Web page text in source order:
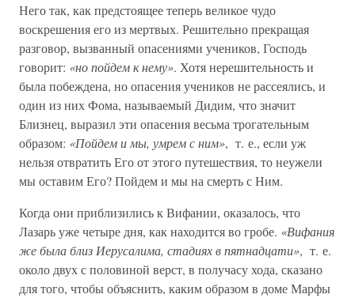
Него так, как предстоящее теперь великое чудо
воскрешения его из мертвых. Решительно прекращая
разговор, вызванный опасениями учеников, Господь
говорит: «но пойдем к нему». Хотя нерешительность и
была побеждена, но опасения учеников не рассеялись, и
один из них Фома, называемый Дидим, что значит
Близнец, выразил эти опасения весьма трогательным
образом: «Пойдем и мы, умрем с ним», т. е., если уж
нельзя отвратить Его от этого путешествия, то неужели
мы оставим Его? Пойдем и мы на смерть с Ним.
Когда они приблизились к Вифании, оказалось, что
Лазарь уже четыре дня, как находится во гробе. «Вифания
же была близ Иерусалима, стадиях в пятнадцати», т. е.
около двух с половиной верст, в получасу хода, сказано
для того, чтобы объяснить, каким образом в доме Марфы